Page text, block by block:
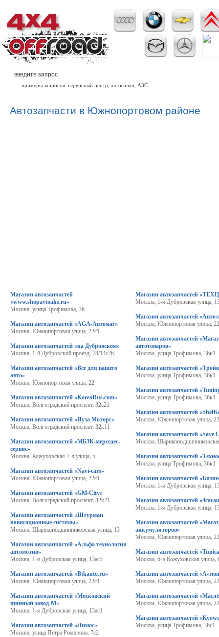
примеры запросов: сервисный центр, автосалон, АЗС
Автозапчасти в Южнопортовом районе
Магазин автозапчастей
«www.shopavtoaks.ru»
Москва, улица Трофимова, 36
Магазин автозапчастей «AGA-Автомаг»
Москва, Южнопортовая улица, 22с1
Магазин автозапчастей «на Дубровском»
Москва, 1-й Дубровский проезд, 78/14с26
Магазин автозапчастей «Все для вашего
авто»
Москва, Южнопортовая улица, 22
Магазин автозапчастей «KoreaRus.com»
Москва, Волгоградский проспект, 32с21
Магазин автозапчастей «Яуза Моторс»
Москва, Волгоградский проспект, 32к11
Магазин автозапчастей «МБ3К-мерседес-
сервис»
Москва, Кожуховская 7-я улица, 5
Магазин автозапчастей «Navi-cars»
Москва, Южнопортовая улица, 22с1
Магазин автозапчастей «GM-City»
Москва, Волгоградский проспект, 32к21
Магазин автозапчастей «Штурман
навигационные системы»
Москва, Шарикоподшипниковская улица, 13
Магазин автозапчастей «Альфа технологии
автомотив»
Москва, 1-я Дубровская улица, 13ас3
Магазин автозапчастей «Btkauto.ru»
Москва, Южнопортовая улица, 22с1
Магазин автозапчастей «Московский
шинный завод-М»
Москва, 1-я Дубровская улица, 13ас1
Магазин автозапчастей «Лимос»
Москва, улица Петра Романова, 7с2
Магазин автозапчастей
Москва, 1-я Дубровская улица,
Магазин автозапчастей
Москва, Южнопортовая улица,
Магазин автозапчастей
автотоваров»
Москва, улица Трофимова, 36к1
Магазин автозапчастей
Москва, улица Трофимова, 36к1
Магазин автозапчастей
Москва, улица Трофимова, 36к1
Магазин автозапчастей
Москва, Южнопортовая улица,
Магазин автозапчастей «Save
Москва,
Магазин автозапчастей
Москва, улица Трофимова, 36к1
Магазин автозапчастей
Москва, 1-я Дубровская улица,
Магазин автозапчастей
Москва, 1-я Дубровская улица,
Магазин автозапчастей
аккумуляторов»
Москва, Южнопортовая улица,
Магазин автозапчастей
Москва, 6-я Кожуховская улица,
Магазин автозапчастей «А-
Москва, Южнопортовая улица,
Магазин автозапчастей
Москва, Южнопортовая улица,
Магазин автозапчастей
Москва, улица Трофимова, 36с1